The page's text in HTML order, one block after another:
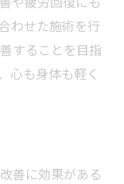
わせた施術を行
することを目指
心も身体も軽く
善に効果がある